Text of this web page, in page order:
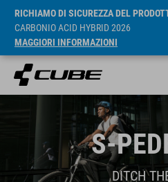
RICHIAMO DI SICUREZZA DEL
CARBONIO ACID HYBRID 2026
MAGGIORI INFORMAZIONI
S-
DITCH